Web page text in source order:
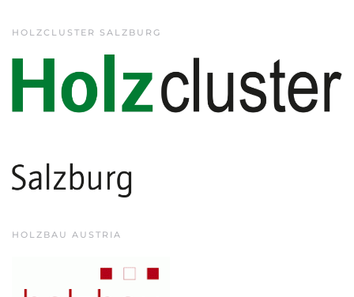
HOLZCLUSTER SALZBURG
HOLZBAU AUSTRIA